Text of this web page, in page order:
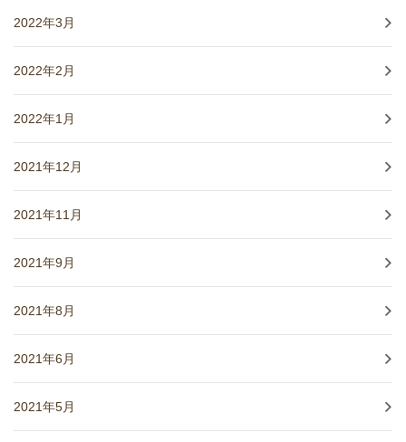
2022年3月
2022年2月
2022年1月
2021年12月
2021年11月
2021年9月
2021年8月
2021年6月
2021年5月